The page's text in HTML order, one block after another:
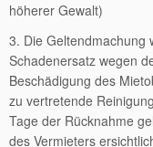
höherer Gewalt)
3. Die Geltendmachung
Schadenersatz wegen
Beschädigung des
zu vertretende
Tage der Rücknahme
des Vermieters